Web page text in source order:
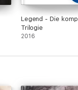
Legend - Die
Trilogie
2016